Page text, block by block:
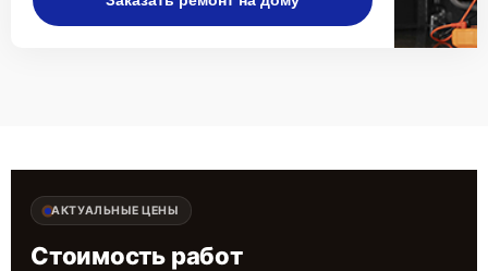
АКТУАЛЬНЫЕ ЦЕНЫ
Стоимость работ